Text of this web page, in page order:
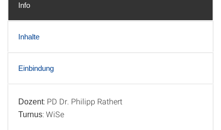
Info
Inhalte
Einbindung
Info
Dozent: PD Dr. Philipp Rathert
Turnus: WiSe